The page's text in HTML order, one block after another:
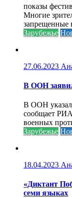
показы
Многие
запрещенные
Зарубежье
27.06.2023
В ООН
В ООН
сообщает
военных
Зарубежье
18.04.2023
«Диктант
семи языках